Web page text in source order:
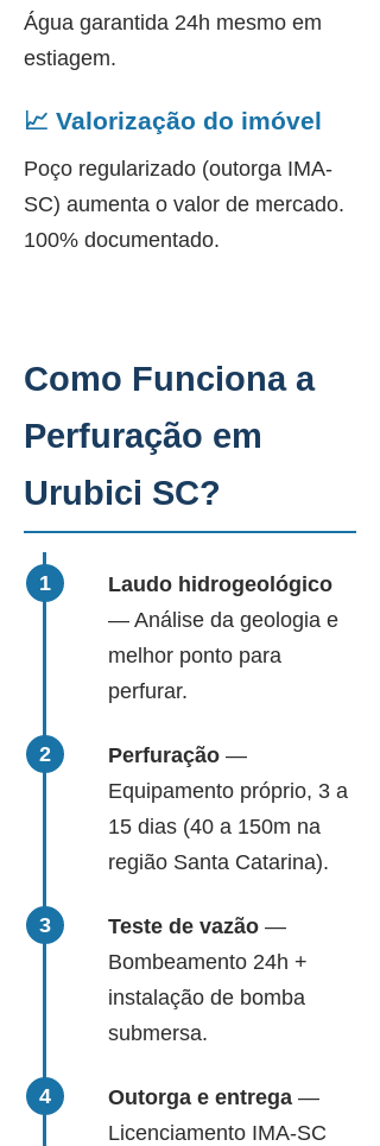
Água garantida 24h mesmo em
estiagem.
📈 Valorização do imóvel
Poço regularizado (outorga IMA-
SC) aumenta o valor de mercado.
100% documentado.
Como Funciona a
Perfuração em
Urubici SC?
Laudo hidrogeológico
— Análise da geologia e
melhor ponto para
perfurar.
Perfuração —
Equipamento próprio, 3 a
15 dias (40 a 150m na
região Santa Catarina).
Teste de vazão —
Bombeamento 24h +
instalação de bomba
submersa.
Outorga e entrega —
Licenciamento IMA-SC